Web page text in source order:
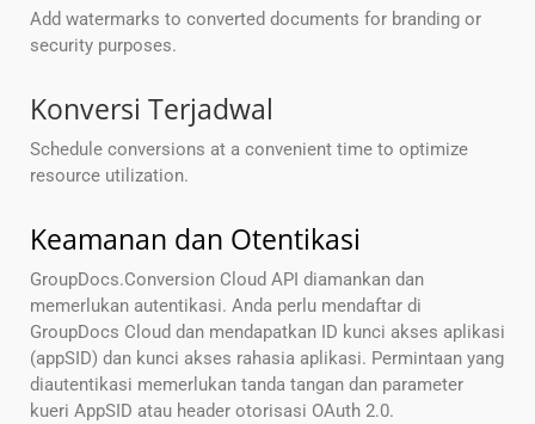
Add watermarks to converted documents for branding or
security purposes.
Konversi Terjadwal
Schedule conversions at a convenient time to optimize
resource utilization.
Keamanan dan Otentikasi
GroupDocs.Conversion Cloud API diamankan dan
memerlukan autentikasi. Anda perlu mendaftar di
GroupDocs Cloud dan mendapatkan ID kunci akses aplikasi
(appSID) dan kunci akses rahasia aplikasi. Permintaan yang
diautentikasi memerlukan tanda tangan dan parameter
kueri AppSID atau header otorisasi OAuth 2.0.